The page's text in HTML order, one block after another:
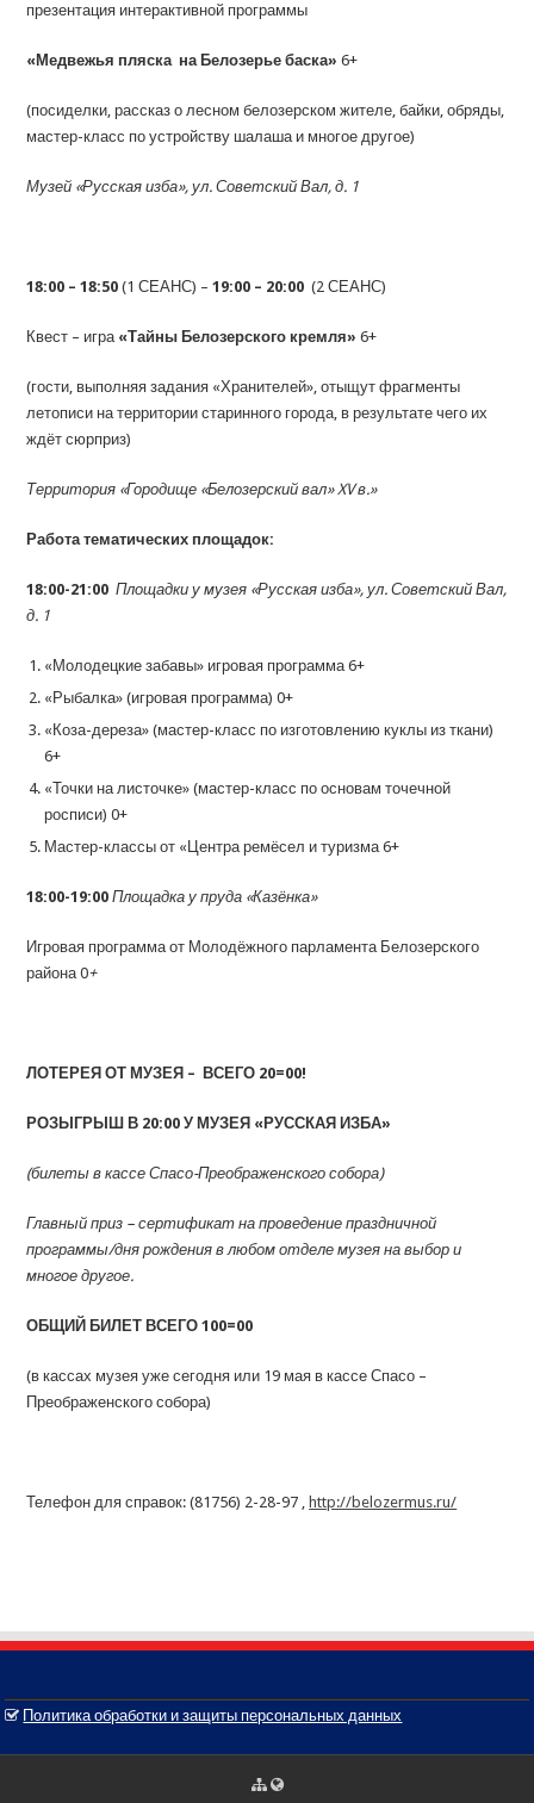
презентация интерактивной программы
«Медвежья пляска на Белозерье баска»6+
(посиделки, рассказ о лесном белозерском жителе, байки, обряды,
мастер-класс по устройству шалаша и многое другое)
Музей «Русская изба», ул. Советский Вал, д. 1
18:00 – 18:50(1 СЕАНС) –19:00 – 20:00 (2 СЕАНС)
Квест – игра «Тайны Белозерского кремля» 6+
(гости, выполняя задания «Хранителей», отыщут фрагменты
летописи на территории старинного города, в результате чего их
ждёт сюрприз)
Территория «Городище «Белозерский вал» XV в.»
Работа тематических площадок:
18:00-21:00Площадки у музея «Русская изба», ул. Советский Вал,
д. 1
«Молодецкие забавы» игровая программа 6+
«Рыбалка» (игровая программа) 0+
«Коза-дереза» (мастер-класс по изготовлению куклы из ткани)
6+
«Точки на листочке» (мастер-класс по основам точечной
росписи) 0+
Мастер-классы от «Центра ремёсел и туризма 6+
18:00-19:00Площадка у пруда «Казёнка»
Игровая программа от Молодёжного парламента Белозерского
района 0+
ЛОТЕРЕЯ ОТ МУЗЕЯ – ВСЕГО 20=00!
РОЗЫГРЫШ В 20:00 У МУЗЕЯ «РУССКАЯ ИЗБА»
(билеты в кассе Спасо-Преображенского собора)
Главный приз – сертификат на проведение праздничной
программы/дня рождения в любом отделе музея на выбор и
многое другое.
ОБЩИЙ БИЛЕТ ВСЕГО100=00
(в кассах музея уже сегодня или 19 мая в кассе Спасо –
Преображенского собора)
Телефон для справок: (81756) 2-28-97 , http://belozermus.ru/
Политика обработки и защиты персональных данных